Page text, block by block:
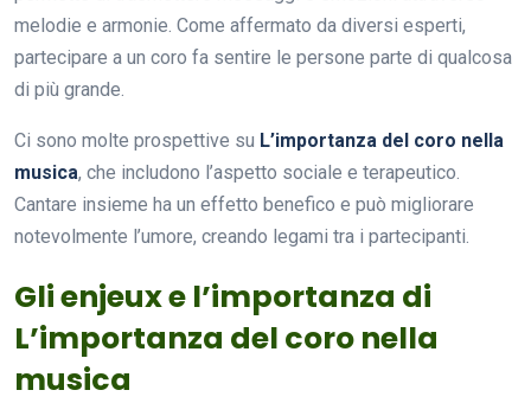
melodie e armonie. Come affermato da diversi esperti,
partecipare a un coro fa sentire le persone parte di qualcosa
di più grande.
Ci sono molte prospettive su L’importanza del coro nella
musica, che includono l’aspetto sociale e terapeutico.
Cantare insieme ha un effetto benefico e può migliorare
notevolmente l’umore, creando legami tra i partecipanti.
Gli enjeux e l’importanza di
L’importanza del coro nella
musica